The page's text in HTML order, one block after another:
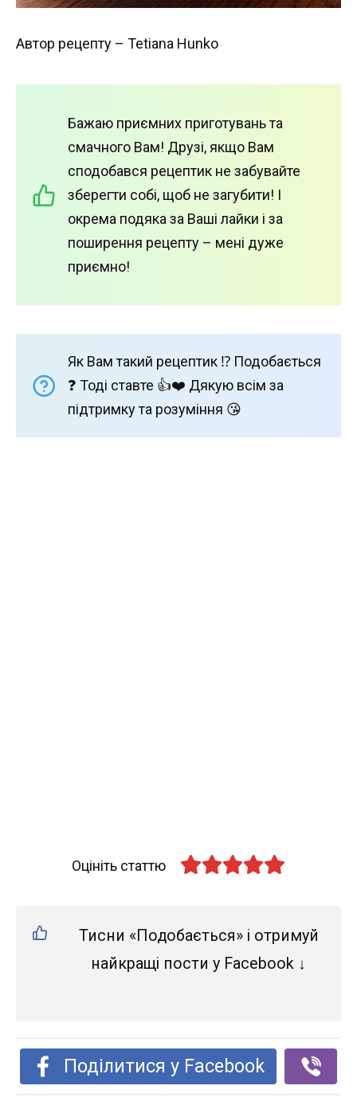
Автор рецепту – Tetiana Hunko
Бажаю приємних приготувань та
смачного Вам! Друзі, якщо Вам
сподобався рецептик не забувайте
зберегти собі, щоб не загубити! І
окрема подяка за Ваші лайки і за
поширення рецепту – мені дуже
приємно!
Як Вам такий рецептик ⁉️ Подобається
❓ Тоді ставте 👍❤️ Дякую всім за
підтримку та розуміння 😘
Оцініть статтю
Тисни «Подобається» і отримуй
найкращі пости у Facebook ↓
Поділитися у Facebook